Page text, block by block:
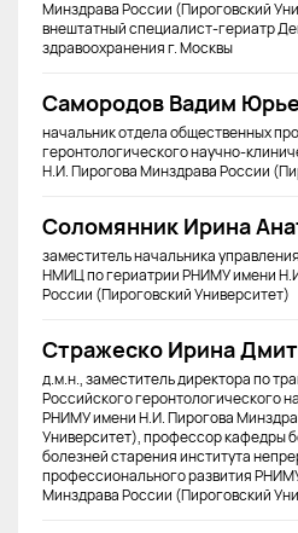
Минздрава России (Пироговский
внештатный специалист-гериатр
здравоохранения г. Москвы
Самородов Вадим
начальник отдела общественных
геронтологического научно-
Н.И. Пирогова Минздрава России
Соломянник Ирина
заместитель начальника
НМИЦ по гериатрии РНИМУ имени
России (Пироговский Университет)
Стражеско Ирина
д.м.н., заместитель директора по
Российского геронтологического
РНИМУ имени Н.И. Пирогова
Университет), профессор кафедры
болезней старения института
профессионального развития
Минздрава России (Пироговский